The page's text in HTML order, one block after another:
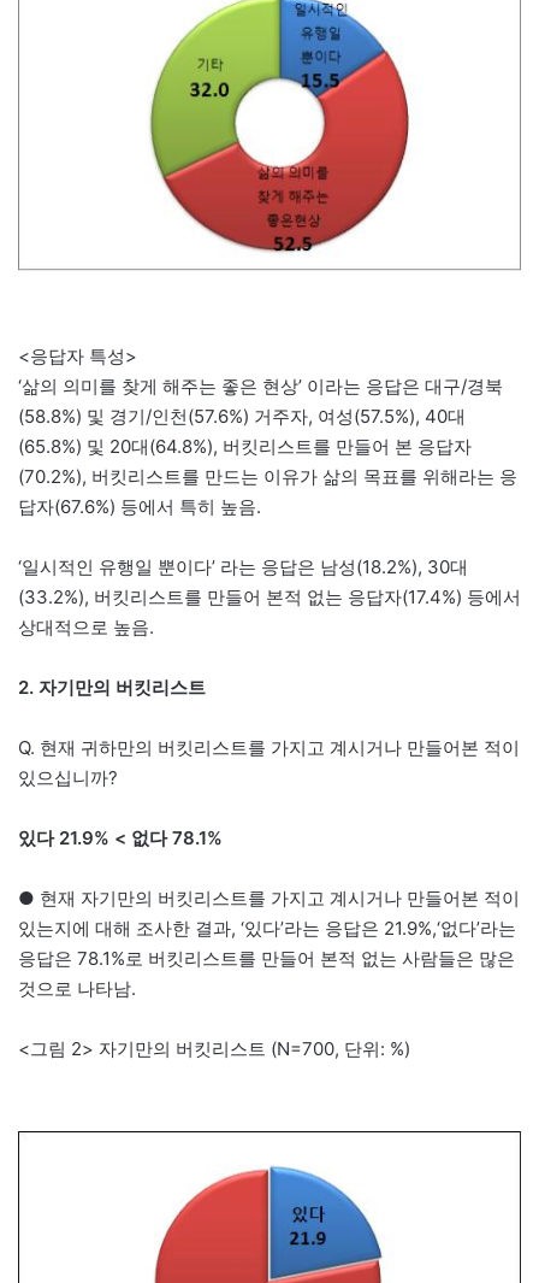
<응답자 특성>
‘삶의 의미를 찾게 해주는 좋은 현상’ 이라는 응답은 대구/경북
(58.8%) 및 경기/인천(57.6%) 거주자, 여성(57.5%), 40대
(65.8%) 및 20대(64.8%), 버킷리스트를 만들어 본 응답자
(70.2%), 버킷리스트를 만드는 이유가 삶의 목표를 위해라는 응
답자(67.6%) 등에서 특히 높음.
‘일시적인 유행일 뿐이다’ 라는 응답은 남성(18.2%), 30대
(33.2%), 버킷리스트를 만들어 본적 없는 응답자(17.4%) 등에서
상대적으로 높음.
2. 자기만의 버킷리스트
Q. 현재 귀하만의 버킷리스트를 가지고 계시거나 만들어본 적이
있으십니까?
있다 21.9% < 없다 78.1%
● 현재 자기만의 버킷리스트를 가지고 계시거나 만들어본 적이
있는지에 대해 조사한 결과, ‘있다’라는 응답은 21.9%,‘없다’라는
응답은 78.1%로 버킷리스트를 만들어 본적 없는 사람들은 많은
것으로 나타남.
<그림 2> 자기만의 버킷리스트 (N=700, 단위: %)